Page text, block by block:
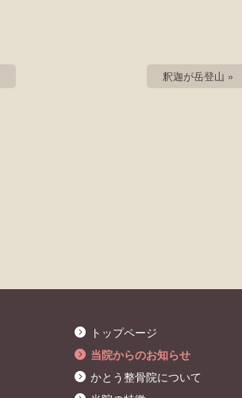
釈迦が岳登山 »
トップページ
当院からのお知らせ
かとう整骨院について